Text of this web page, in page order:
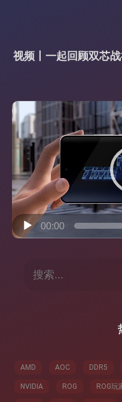
视频丨一起回顾双芯
视
频
播
放
器
00:00
AMD AOC DDR5
NVIDIA ROG ROG玩